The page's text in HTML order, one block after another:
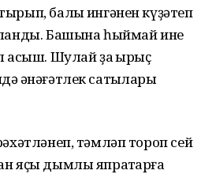
балыҡ ингәнен күҙәтеп
Башына һыймай ине
асыш. Шулай ҙа ҡырыҫ
ҡәнәғәтлек сатҡылары
тәмләп тороп сей
яҫы дымлы япраҡтарға